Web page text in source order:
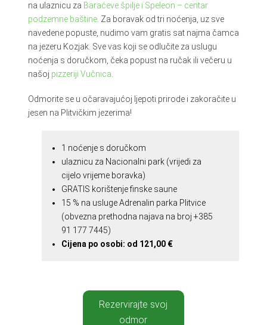
na ulaznicu za Baraćeve špilje i Speleon – centar
podzemne baštine. Za boravak od tri noćenja, uz sve
navedene popuste, nudimo vam gratis sat najma čamca
na jezeru Kozjak. Sve vas koji se odlučite za uslugu
noćenja s doručkom, čeka popust na ručak ili večeru u
našoj pizzeriji Vučnica.
Odmorite se u očaravajućoj ljepoti prirode i zakoračite u
jesen na Plitvičkim jezerima!
1 noćenje s doručkom
ulaznicu za Nacionalni park (vrijedi za
cijelo vrijeme boravka)
GRATIS korištenje finske saune
15 % na usluge Adrenalin parka Plitvice
(obvezna prethodna najava na broj +385
91 177 7445)
Cijena po osobi: od 121,00 €
Rezervirajte svoj
odmor